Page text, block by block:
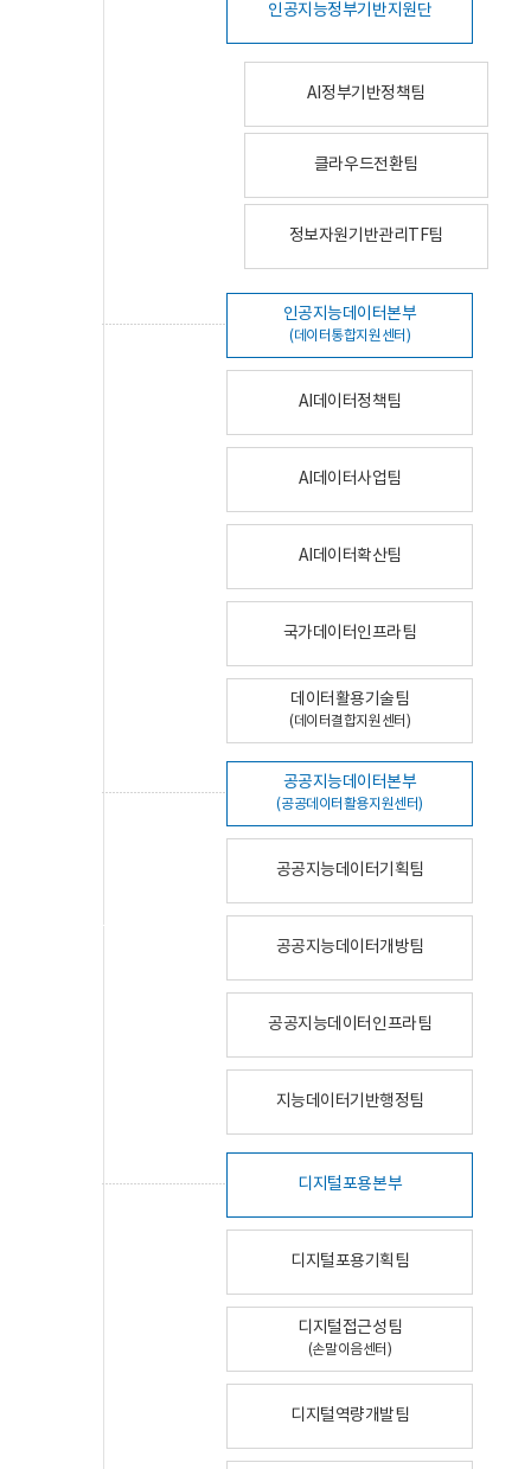
인공지능정부기반지원단
AI정부기반정책팀
클라우드전환팀
정보자원기반관리TF팀
인공지능데이터본부
(데이터통합지원센터)
AI데이터정책팀
AI데이터사업팀
AI데이터확산팀
국가데이터인프라팀
데이터활용기술팀
(데이터결합지원센터)
공공지능데이터본부
(공공데이터활용지원센터)
공공지능데이터기획팀
공공지능데이터개방팀
공공지능데이터인프라팀
지능데이터기반행정팀
디지털포용본부
디지털포용기획팀
디지털접근성팀
(손말이음센터)
디지털역량개발팀